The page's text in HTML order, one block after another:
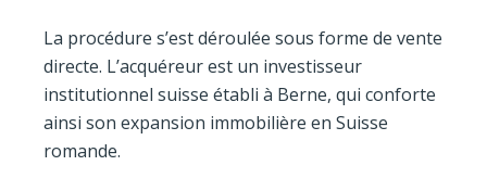
La procédure s’est déroulée sous forme de vente
directe. L’acquéreur est un investisseur
institutionnel suisse établi à Berne, qui conforte
ainsi son expansion immobilière en Suisse
romande.